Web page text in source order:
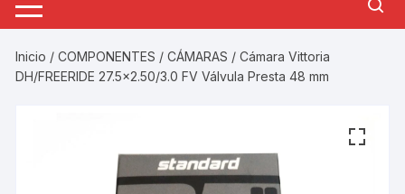
Inicio /COMPONENTES /CÁMARAS / Cámara Vittoria
DH/FREERIDE 27.5×2.50/3.0 FV Válvula Presta 48 mm